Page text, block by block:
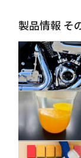
製品情報 そ